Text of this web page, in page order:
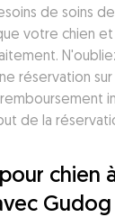
de soins
votre chien
réservation
de la
chien